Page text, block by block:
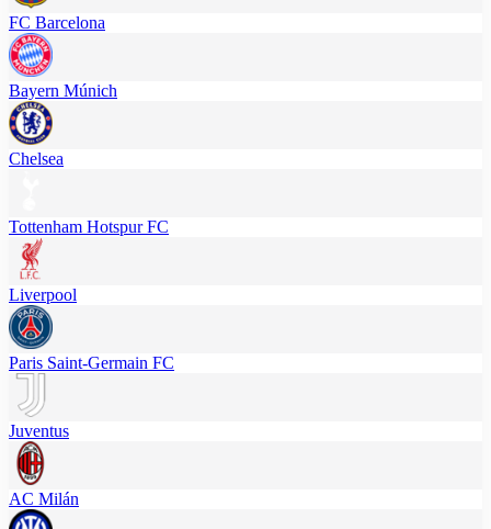
FC Barcelona
Bayern Múnich
Chelsea
Tottenham Hotspur FC
Liverpool
Paris Saint-Germain FC
Juventus
AC Milán